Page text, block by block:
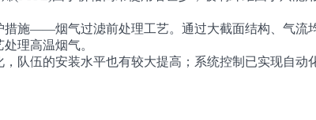
——烟气过滤前处理工艺。通过大截面结构、气流
理高温烟气。
伍的安装水平也有较大提高；系统控制已实现自动